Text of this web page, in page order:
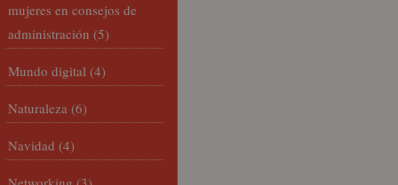
mujeres en consejos de
administración (5)
Mundo digital (4)
Naturaleza (6)
Navidad (4)